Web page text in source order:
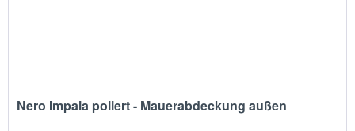
Nero Impala poliert - Mauerabdeckung außen